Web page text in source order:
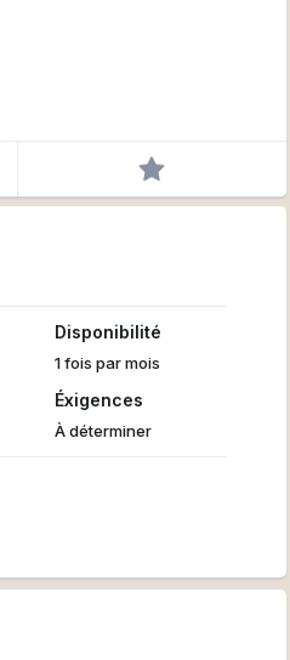
Disponibilité
1 fois par mois
Éxigences
À déterminer